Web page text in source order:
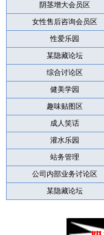
阴茎增大会员区
女性售后咨询会员区
性爱乐园
某隐藏论坛
综合讨论区
健美学园
趣味贴图区
成人笑话
灌水乐园
站务管理
公司内部业务讨论区
某隐藏论坛